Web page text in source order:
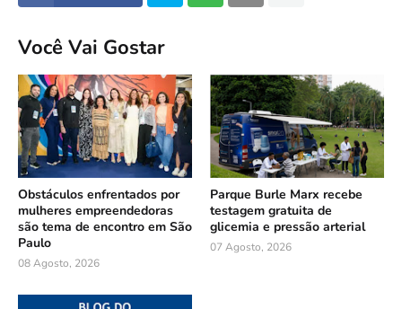
Você Vai Gostar
Obstáculos enfrentados por
mulheres empreendedoras
são tema de encontro em São
Paulo
08 Agosto, 2026
Parque Burle Marx recebe
testagem gratuita de
glicemia e pressão arterial
07 Agosto, 2026